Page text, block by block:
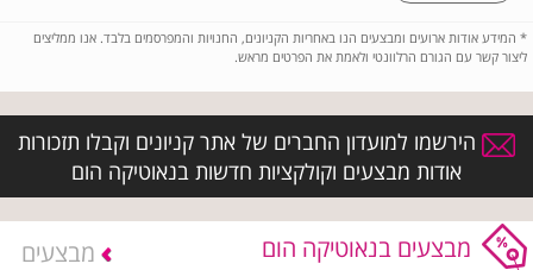
* המידע אודות ארועים ומבצעים הנו באחריות הקניונים, החנויות והמפרסמים בלבד. אנו ממליצים
ליצור קשר עם הגורם הרלוונטי ולאמת את הפרטים מראש.
הירשמו למועדון החברים של אתר קניונים וקבלו תזכורות
אודות מבצעים וקולקציות חדשות בנאוטיקה הום
מבצעים בנאוטיקה הום מבצעים